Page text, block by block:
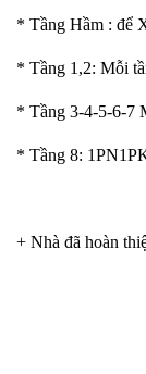
* Tầng Hầm : để
* Tầng 1,2: Mỗi
* Tầng 3-4-5-6-7
* Tầng 8:
+ Nhà đã hoàn